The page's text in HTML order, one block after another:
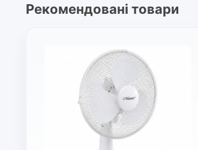
Рекомендовані товари